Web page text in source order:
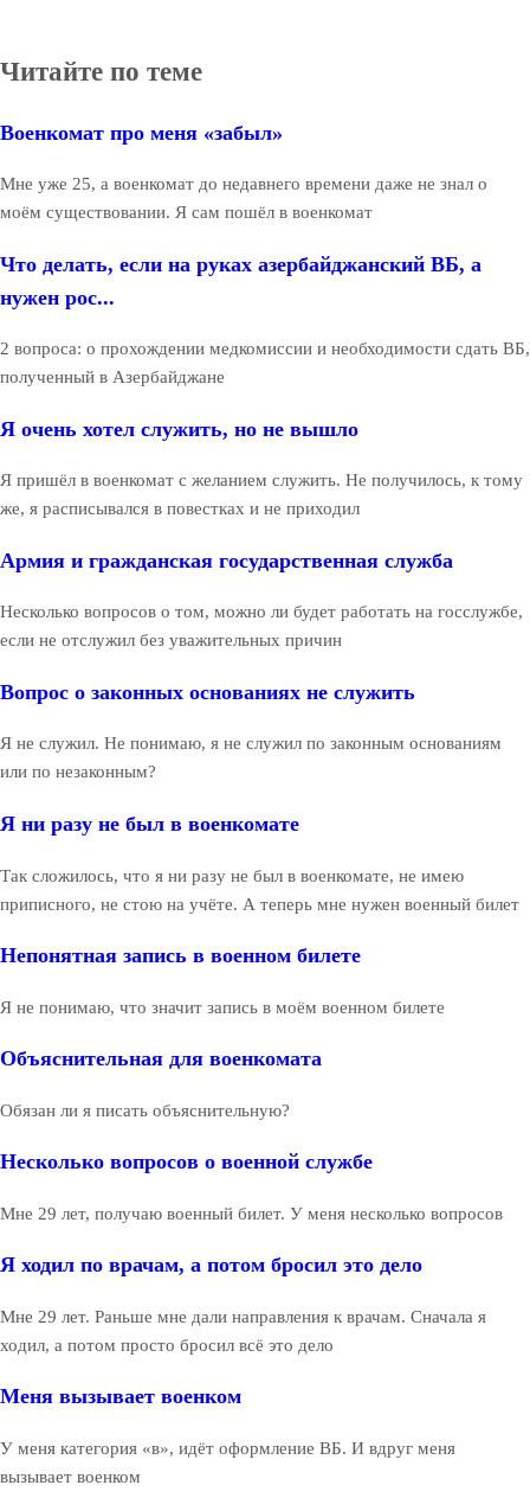
Читайте по теме
Военкомат про меня «забыл»
Мне уже 25, а военкомат до недавнего времени даже не знал о
моём существовании. Я сам пошёл в военкомат
Что делать, если на руках азербайджанский ВБ, а
нужен рос...
2 вопроса: о прохождении медкомиссии и необходимости сдать ВБ,
полученный в Азербайджане
Я очень хотел служить, но не вышло
Я пришёл в военкомат с желанием служить. Не получилось, к тому
же, я расписывался в повестках и не приходил
Армия и гражданская государственная служба
Несколько вопросов о том, можно ли будет работать на госслужбе,
если не отслужил без уважительных причин
Вопрос о законных основаниях не служить
Я не служил. Не понимаю, я не служил по законным основаниям
или по незаконным?
Я ни разу не был в военкомате
Так сложилось, что я ни разу не был в военкомате, не имею
приписного, не стою на учёте. А теперь мне нужен военный билет
Непонятная запись в военном билете
Я не понимаю, что значит запись в моём военном билете
Объяснительная для военкомата
Обязан ли я писать объяснительную?
Несколько вопросов о военной службе
Мне 29 лет, получаю военный билет. У меня несколько вопросов
Я ходил по врачам, а потом бросил это дело
Мне 29 лет. Раньше мне дали направления к врачам. Сначала я
ходил, а потом просто бросил всё это дело
Меня вызывает военком
У меня категория «в», идёт оформление ВБ. И вдруг меня
вызывает военком